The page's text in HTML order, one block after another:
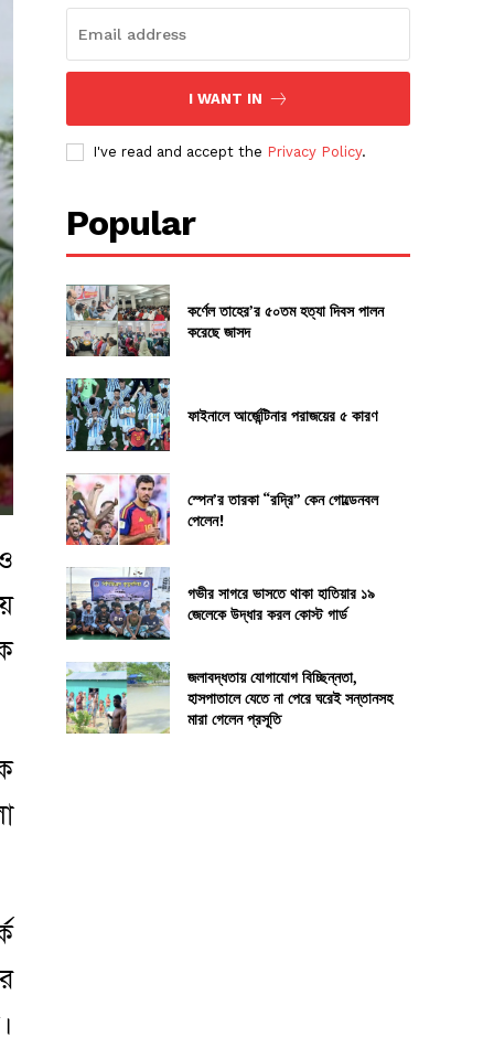
I WANT IN
I've read and accept the Privacy Policy.
Popular
কর্ণেল তাহের’র ৫০তম হত্যা দিবস পালন
করেছে জাসদ
ফাইনালে আর্জেন্টিনার পরাজয়ের ৫ কারণ
স্পেন’র তারকা “রদ্রি” কেন গোল্ডেনবল
পেলেন!
গভীর সাগরে ভাসতে থাকা হাতিয়ার ১৯
জেলেকে উদ্ধার করল কোস্ট গার্ড
জলাবদ্ধতায় যোগাযোগ বিচ্ছিন্নতা,
হাসপাতালে যেতে না পেরে ঘরেই সন্তানসহ
মারা গেলেন প্রসূতি